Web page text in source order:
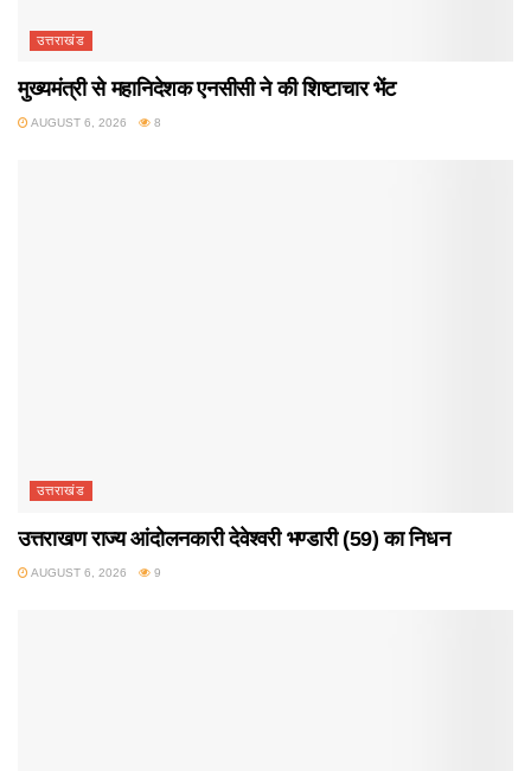
उत्तराखंड
मुख्यमंत्री से महानिदेशक एनसीसी ने की शिष्टाचार भेंट
AUGUST 6, 2026 8
उत्तराखंड
उत्तराखण राज्य आंदोलनकारी देवेश्वरी भण्डारी (59) का निधन
AUGUST 6, 2026 9